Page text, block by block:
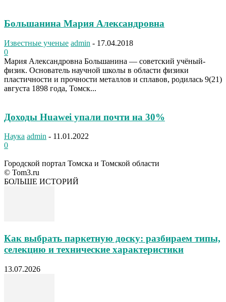
Большанина Мария Александровна
Известные ученые admin - 17.04.2018
0
Мария Александровна Большанина — советский учёный-
физик. Основатель научной школы в области физики
пластичности и прочности металлов и сплавов, родилась 9(21)
августа 1898 года, Томск...
Доходы Huawei упали почти на 30%
Наука admin - 11.01.2022
0
Городской портал Томска и Томской области
© Tom3.ru
БОЛЬШЕ ИСТОРИЙ
Как выбрать паркетную доску: разбираем типы,
селекцию и технические характеристики
13.07.2026